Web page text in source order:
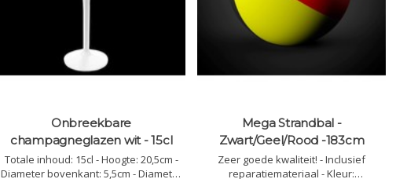
Onbreekbare
champagneglazen wit - 15cl
Totale inhoud: 15cl - Hoogte: 20,5cm -
Diameter bovenkant: 5,5cm - Diameter
Mega Strandbal -
Zwart/Geel/Rood -183cm
Zeer goede kwaliteit! - Inclusief
reparatiemateriaal - Kleur: